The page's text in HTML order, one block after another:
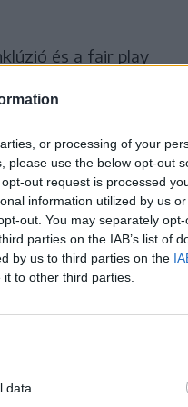
or processing of your
please use the below opt-out
out request is processed
information utilized by us
out. You may separately
parties on the IAB’s list of
by us to third parties on the
to other third parties.
és a fair play
kampány
is,
politikai,